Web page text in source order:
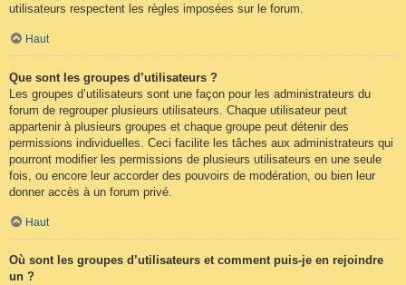
utilisateurs respectent les règles imposées sur le forum.
Haut
Que sont les groupes d’utilisateurs ?
Les groupes d’utilisateurs sont une façon pour les administrateurs du
forum de regrouper plusieurs utilisateurs. Chaque utilisateur peut
appartenir à plusieurs groupes et chaque groupe peut détenir des
permissions individuelles. Ceci facilite les tâches aux administrateurs qui
pourront modifier les permissions de plusieurs utilisateurs en une seule
fois, ou encore leur accorder des pouvoirs de modération, ou bien leur
donner accès à un forum privé.
Haut
Où sont les groupes d’utilisateurs et comment puis-je en rejoindre
un ?